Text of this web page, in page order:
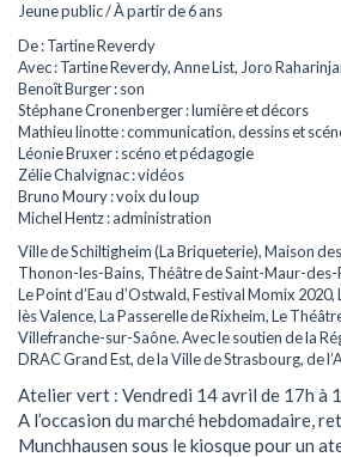
Jeune public / À partir de 6 ans
De : Tartine Reverdy
Avec : Tartine Reverdy, Anne List, Joro
Benoît Burger : son
Stéphane Cronenberger : lumière et décors
Mathieu linotte : communication, dessins et
Léonie Bruxer : scéno et pédagogie
Zélie Chalvignac : vidéos
Bruno Moury : voix du loup
Michel Hentz : administration
Ville de Schiltigheim (La Briqueterie), Maison
Thonon-les-Bains, Théâtre de Saint-Maur-des-
Le Point d’Eau d’Ostwald, Festival Momix
lès Valence, La Passerelle de Rixheim, Le
Villefranche-sur-Saône. Avec le soutien de la
DRAC Grand Est, de la Ville de Strasbourg, de
Atelier vert : Vendredi 14 avril de 17h à
A l’occasion du marché hebdomadaire,
Munchhausen sous le kiosque pour un